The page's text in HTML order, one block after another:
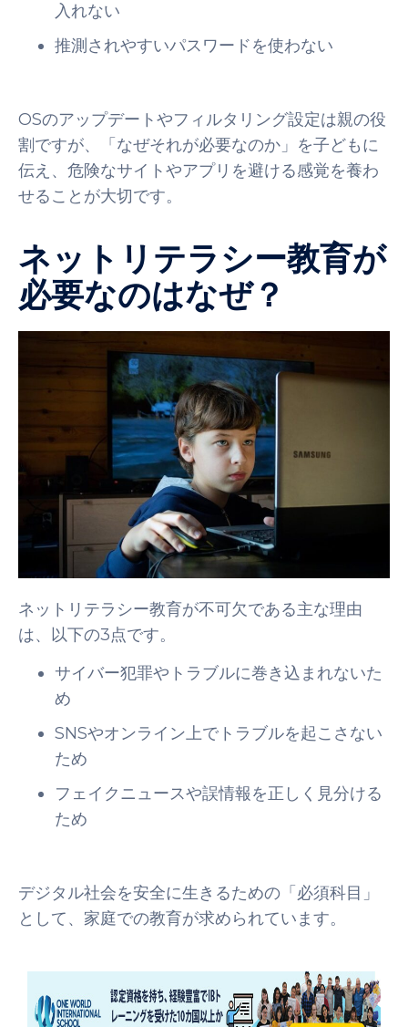
入れない
推測されやすいパスワードを使わない
OSのアップデートやフィルタリング設定は親の役
割ですが、「なぜそれが必要なのか」を子どもに
伝え、危険なサイトやアプリを避ける感覚を養わ
せることが大切です。
ネットリテラシー教育が
必要なのはなぜ？
ネットリテラシー教育が不可欠である主な理由
は、以下の3点です。
サイバー犯罪やトラブルに巻き込まれないた
め
SNSやオンライン上でトラブルを起こさない
ため
フェイクニュースや誤情報を正しく見分ける
ため
デジタル社会を安全に生きるための「必須科目」
として、家庭での教育が求められています。